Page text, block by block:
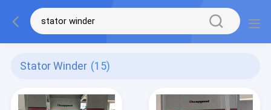
Stator Winder (15)